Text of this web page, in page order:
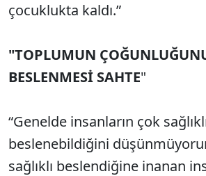
çocuklukta kaldı.”
"TOPLUMUN
BESLENMESİ SAHTE"
“Genelde insanların çok
beslenebildiğini
sağlıklı beslendiğine inanan